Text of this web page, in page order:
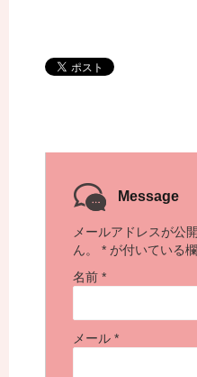
Message
メールアドレスが公
ん。
* が付いている
名前 *
メール *